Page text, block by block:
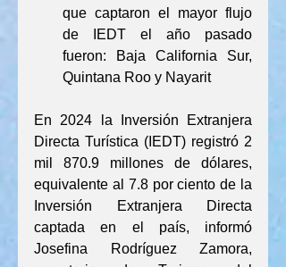
que captaron el mayor flujo
de IEDT el año pasado
fueron: Baja California Sur,
Quintana Roo y Nayarit
En 2024 la Inversión Extranjera
Directa Turística (IEDT) registró 2
mil 870.9 millones de dólares,
equivalente al 7.8 por ciento de la
Inversión Extranjera Directa
captada en el país, informó
Josefina Rodríguez Zamora,